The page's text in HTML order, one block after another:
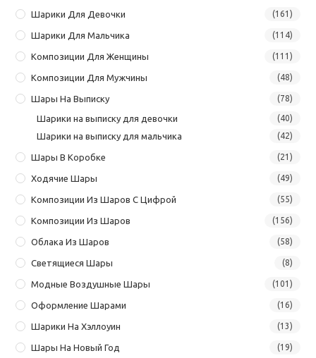
Шарики Для Девочки (161)
Шарики Для Мальчика (114)
Композиции Для Женщины (111)
Композиции Для Мужчины (48)
Шары На Выписку (78)
Шарики на выписку для девочки (40)
Шарики на выписку для мальчика (42)
Шары В Коробке (21)
Ходячие Шары (49)
Композиции Из Шаров С Цифрой (55)
Композиции Из Шаров (156)
Облака Из Шаров (58)
Светящиеся Шары (8)
Модные Воздушные Шары (101)
Оформление Шарами (16)
Шарики На Хэллоуин (13)
Шары На Новый Год (19)